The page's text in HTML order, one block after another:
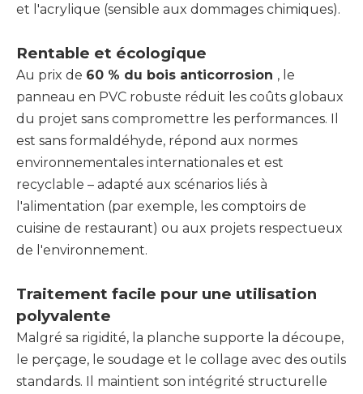
et l'acrylique (sensible aux dommages chimiques).
Rentable et écologique
Au prix de 60 % du bois anticorrosion , le
panneau en PVC robuste réduit les coûts globaux
du projet sans compromettre les performances. Il
est sans formaldéhyde, répond aux normes
environnementales internationales et est
recyclable – adapté aux scénarios liés à
l'alimentation (par exemple, les comptoirs de
cuisine de restaurant) ou aux projets respectueux
de l'environnement.
Traitement facile pour une utilisation
polyvalente
Malgré sa rigidité, la planche supporte la découpe,
le perçage, le soudage et le collage avec des outils
standards. Il maintient son intégrité structurelle